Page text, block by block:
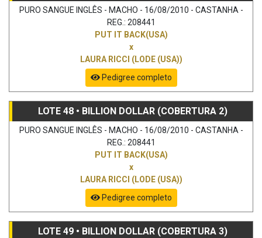
PURO SANGUE INGLÊS - MACHO - 16/08/2010 - CASTANHA -
REG.: 208441
PUT IT BACK(USA)
x
LAURA RICCI (LODE (USA))
Pedigree completo
LOTE 48 • BILLION DOLLAR (COBERTURA 2)
PURO SANGUE INGLÊS - MACHO - 16/08/2010 - CASTANHA -
REG.: 208441
PUT IT BACK(USA)
x
LAURA RICCI (LODE (USA))
Pedigree completo
LOTE 49 • BILLION DOLLAR (COBERTURA 3)